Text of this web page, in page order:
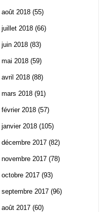
août 2018 (55)
juillet 2018 (66)
juin 2018 (83)
mai 2018 (59)
avril 2018 (88)
mars 2018 (91)
février 2018 (57)
janvier 2018 (105)
décembre 2017 (82)
novembre 2017 (78)
octobre 2017 (93)
septembre 2017 (96)
août 2017 (60)